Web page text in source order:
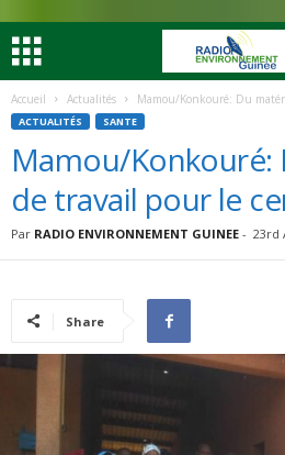
Accueil Actualités Mamou/Konkouré: Du
ACTUALITÉS SANTE
Mamou/Konkouré:
de travail pour le
Par RADIO ENVIRONNEMENT GUINEE - 23rd
Share